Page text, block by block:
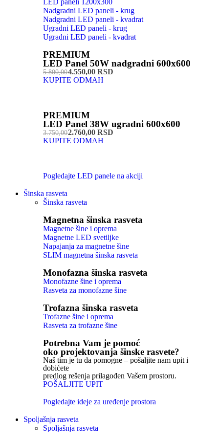
LED paneli 1200x300
Nadgradni LED paneli - krug
Nadgradni LED paneli - kvadrat
Ugradni LED paneli - krug
Ugradni LED paneli - kvadrat
PREMIUM
LED Panel 50W nadgradni 600x600
5.800,004.550,00 RSD
KUPITE ODMAH
PREMIUM
LED Panel 38W ugradni 600x600
3.750,002.760,00 RSD
KUPITE ODMAH
Pogledajte LED panele na akciji
Šinska rasveta
Šinska rasveta
Magnetna šinska rasveta
Magnetne šine i oprema
Magnetne LED svetiljke
Napajanja za magnetne šine
SLIM magnetna šinska rasveta
Monofazna šinska rasveta
Monofazne šine i oprema
Rasveta za monofazne šine
Trofazna šinska rasveta
Trofazne šine i oprema
Rasveta za trofazne šine
Potrebna Vam je pomoć
oko projektovanja šinske rasvete?
Naš tim je tu da pomogne – pošaljite nam upit i
dobićete
predlog rešenja prilagođen Vašem prostoru.
POŠALJITE UPIT
Pogledajte ideje za uređenje prostora
Spoljašnja rasveta
Spoljašnja rasveta